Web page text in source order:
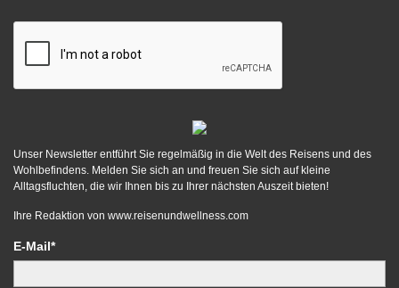
Unser Newsletter entführt Sie regelmäßig in die Welt des Reisens und des
Wohlbefindens. Melden Sie sich an und freuen Sie sich auf kleine
Alltagsfluchten, die wir Ihnen bis zu Ihrer nächsten Auszeit bieten!
Ihre Redaktion von www.reisenundwellness.com
E-Mail*